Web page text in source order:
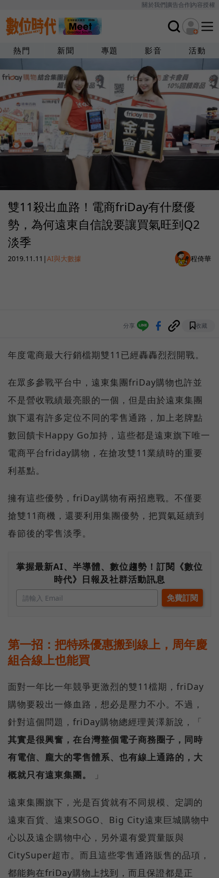
關於我們廣告合作內容授權
熱門 新聞 專題 影音 活動
雙11殺出血路！電商friDay有什麼優
勢，為何遠東自信說要讓買氣旺到Q2
淡季
2019.11.11 |AI與大數據 程倚華
分享 收藏
年度電商最大行銷檔期雙11已經轟轟烈烈開戰。
在眾多參戰平台中，遠東集團friDay購物也許並
不是營收戰績最亮眼的一個，但是由於遠東集團
旗下還有許多定位不同的零售通路，加上老牌點
數回饋卡Happy Go加持，這些都是遠東旗下唯一
電商平台friday購物，在搶攻雙11業績時的重要
利基點。
擁有這些優勢，friDay購物有兩招應戰。不僅要
搶雙11商機，還要利用集團優勢，把買氣延續到
春節後的零售淡季。
掌握最新AI、半導體、數位趨勢！訂閱《數位
時代》日報及社群活動訊息
第一招：把特殊優惠搬到線上，周年慶
組合線上也能買
面對一年比一年競爭更激烈的雙11檔期，friDay
購物要殺出一條血路，想必是壓力不小。不過，
針對這個問題，friDay購物總經理黃澤新說，「
其實是很興奮，在台灣整個電子商務圈子，同時
有電信、龐大的零售體系、也有線上通路的，大
概就只有遠東集團。
」
遠東集團旗下，光是百貨就有不同規模、定調的
遠東百貨、遠東SOGO、Big City遠東巨城購物中
心以及遠企購物中心，另外還有愛買量販與
CitySuper超市。而且這些零售通路販售的品項，
都能夠在friDay購物上找到，而且保證都是正